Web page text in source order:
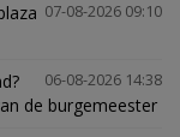
07-08-2026 09:10
06-08-2026 14:38
de burgemeester